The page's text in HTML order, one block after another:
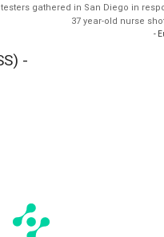
gathered in San Diego in
37 year-old nurse
-
-